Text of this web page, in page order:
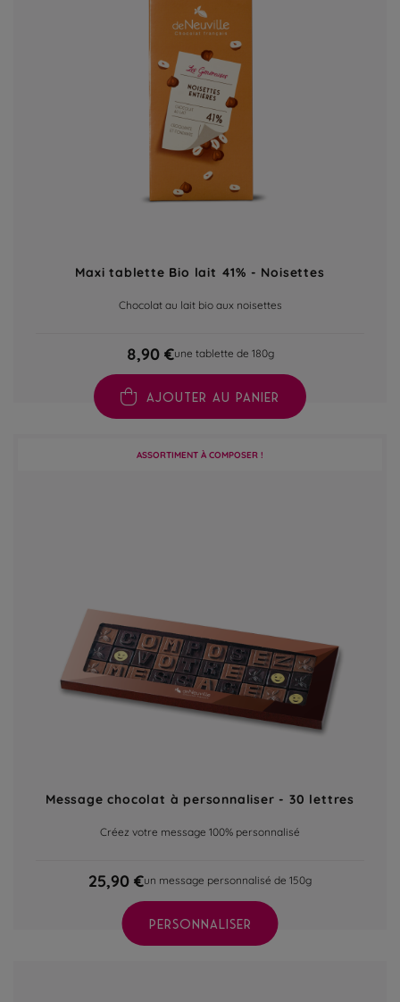
Maxi tablette Bio lait 41% - Noisettes
Chocolat au lait bio aux noisettes
8,90 €une tablette de 180g
AJOUTER AU PANIER
ASSORTIMENT À COMPOSER !
Message chocolat à personnaliser - 30 lettres
Créez votre message 100% personnalisé
25,90 €un message personnalisé de 150g
PERSONNALISER